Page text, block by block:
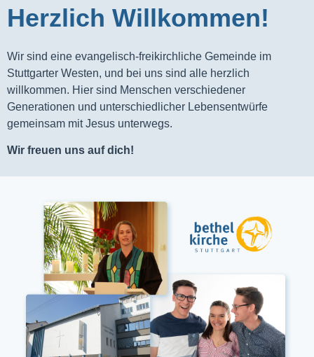
Herzlich Willkommen!
Wir sind eine evangelisch-freikirchliche Gemeinde im
Stuttgarter Westen, und bei uns sind alle herzlich
willkommen. Hier sind Menschen verschiedener
Generationen und unterschiedlicher Lebensentwürfe
gemeinsam mit Jesus unterwegs.
Wir freuen uns auf dich!